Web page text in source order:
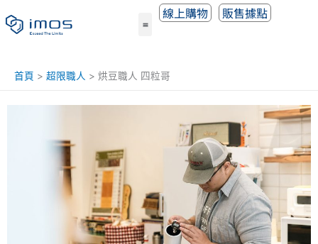
至
線上購物 販售據點
首頁 超限職人 烘豆職⼈ 四粒哥